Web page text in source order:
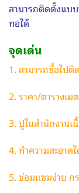
สามารถติดตั้งแบ
ทอได้
จุดเด่น
1. สามารถซื้อไปติ
2. ราคา/ตารางเ
3. ปูในสำนักงานเ
4. ทำความสะอา
5. ซ่อมแซมง่าย ก